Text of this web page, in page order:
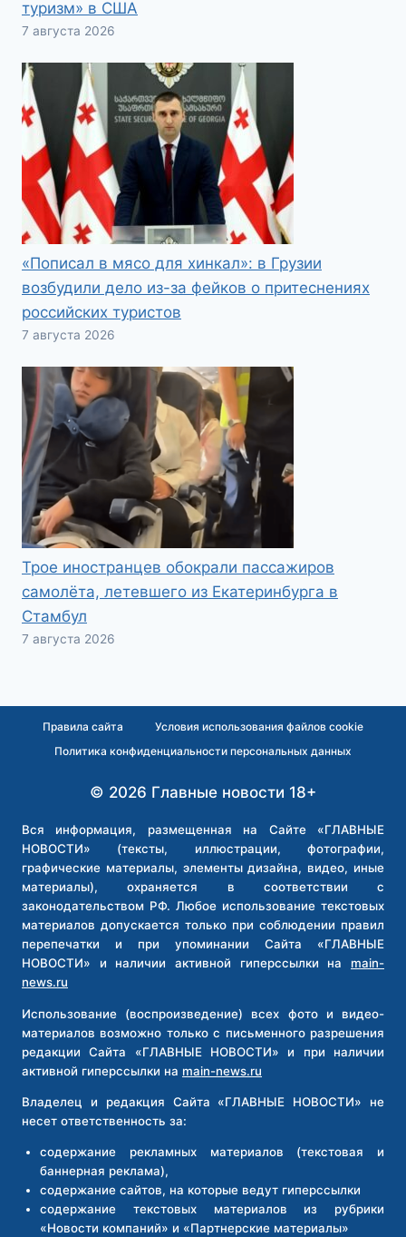
туризм» в США
7 августа 2026
«Пописал в мясо для хинкал»: в Грузии
возбудили дело из-за фейков о притеснениях
российских туристов
7 августа 2026
Трое иностранцев обокрали пассажиров
самолёта, летевшего из Екатеринбурга в
Стамбул
7 августа 2026
Правила сайта
Условия использования файлов cookie
Политика конфиденциальности персональных данных
© 2026 Главные новости 18+
Вся информация, размещенная на Сайте «ГЛАВНЫЕ
НОВОСТИ» (тексты, иллюстрации, фотографии,
графические материалы, элементы дизайна, видео, иные
материалы), охраняется в соответствии с
законодательством РФ. Любое использование текстовых
материалов допускается только при соблюдении правил
перепечатки и при упоминании Сайта «ГЛАВНЫЕ
НОВОСТИ» и наличии активной гиперссылки на main-
news.ru
Использование (воспроизведение) всех фото и видео-
материалов возможно только с письменного разрешения
редакции Сайта «ГЛАВНЫЕ НОВОСТИ» и при наличии
активной гиперссылки на main-news.ru
Владелец и редакция Сайта «ГЛАВНЫЕ НОВОСТИ» не
несет ответственность за:
содержание рекламных материалов (текстовая и
баннерная реклама),
содержание сайтов, на которые ведут гиперссылки
содержание текстовых материалов из рубрики
«Новости компаний» и «Партнерские материалы»